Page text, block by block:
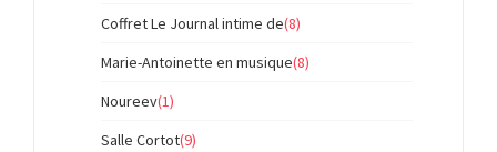
Coffret Le Journal intime de(8)
Marie-Antoinette en musique(8)
Noureev(1)
Salle Cortot(9)